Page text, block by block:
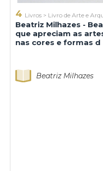
4 Livros > Livro de Arte e
Beatriz Milhazes -
que apreciam as
nas cores e formas d
Beatriz Milhazes